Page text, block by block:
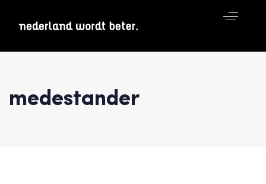
medestander